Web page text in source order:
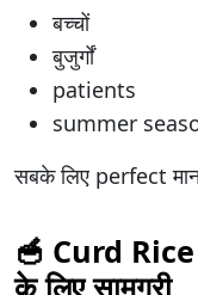
बच्चों
बुजुर्गों
patients
summer
सबके लिए perfect
🥣 Curd
के लिए सामग्री